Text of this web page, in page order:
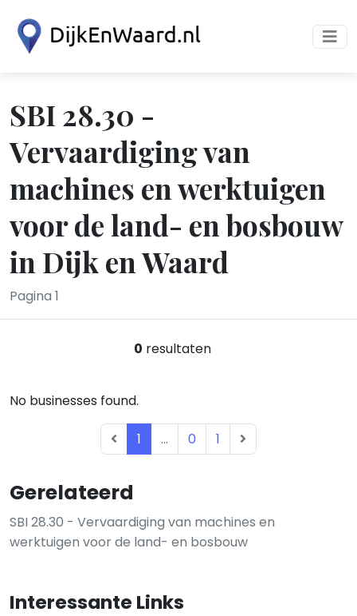
SBI 28.30 -
Vervaardiging van
machines en werktuigen
voor de land- en bosbouw
in Dijk en Waard
Pagina 1
Gerelateerd
SBI 28.30 - Vervaardiging van machines en
werktuigen voor de land- en bosbouw
Interessante Links
0 resultaten
No businesses found.
1 ... 0 1